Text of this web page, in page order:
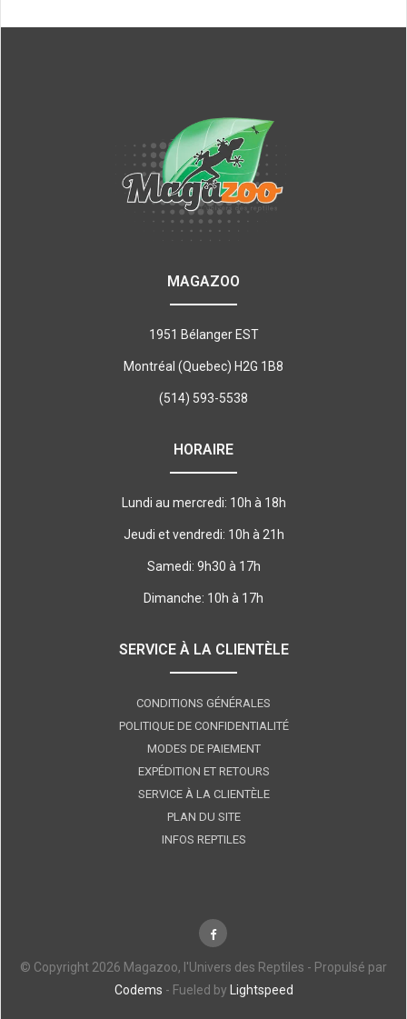
MAGAZOO
1951 Bélanger EST
Montréal (Quebec) H2G 1B8
(514) 593-5538
HORAIRE
Lundi au mercredi: 10h à 18h
Jeudi et vendredi: 10h à 21h
Samedi: 9h30 à 17h
Dimanche: 10h à 17h
SERVICE À LA CLIENTÈLE
CONDITIONS GÉNÉRALES
POLITIQUE DE CONFIDENTIALITÉ
MODES DE PAIEMENT
EXPÉDITION ET RETOURS
SERVICE À LA CLIENTÈLE
PLAN DU SITE
INFOS REPTILES
© Copyright 2026 Magazoo, l'Univers des Reptiles - Propulsé par
Codems - Fueled by Lightspeed